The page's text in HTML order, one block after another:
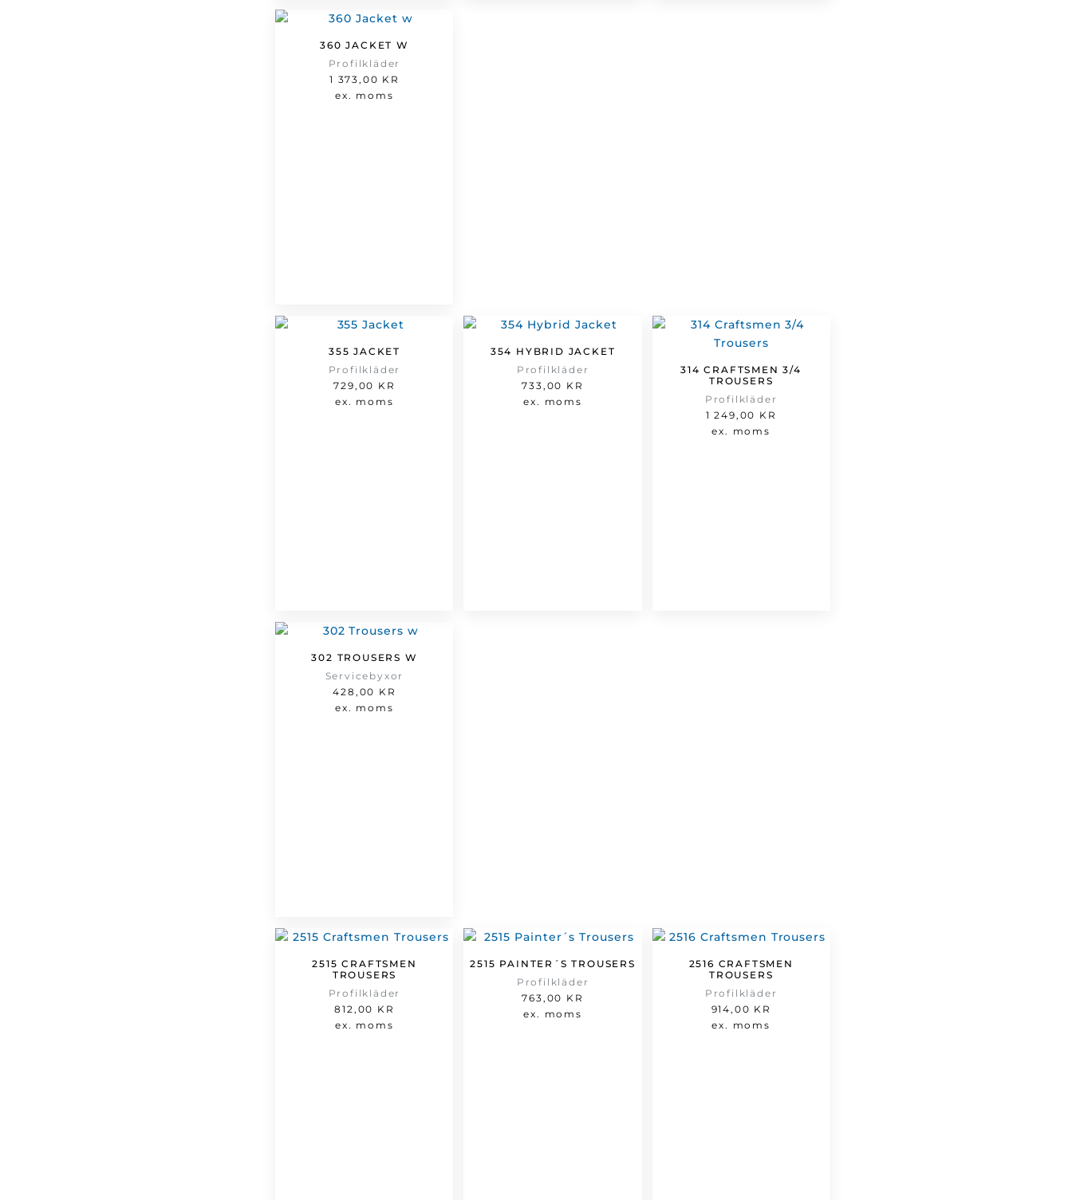
360 JACKET W
Profilkläder
1 373,00 KR
ex. moms
355 JACKET
Profilkläder
729,00 KR
ex. moms
354 HYBRID JACKET
Profilkläder
733,00 KR
ex. moms
314 CRAFTSMEN 3/4
TROUSERS
Profilkläder
1 249,00 KR
ex. moms
302 TROUSERS W
Servicebyxor
428,00 KR
ex. moms
2515 CRAFTSMEN
TROUSERS
Profilkläder
812,00 KR
ex. moms
2515 PAINTER´S TROUSERS
Profilkläder
763,00 KR
ex. moms
2516 CRAFTSMEN
TROUSERS
Profilkläder
914,00 KR
ex. moms